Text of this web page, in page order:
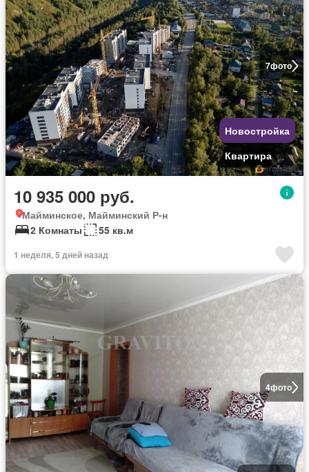
7фото
Новостройка
Квартира
10 935 000 руб.
Майминское, Майминский Р-н
2 Комнаты
55 кв.м
1 неделя, 5 дней назад
4фото